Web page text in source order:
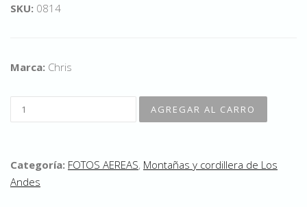
SKU: 0814
Marca: Chris
Categoría: FOTOS AEREAS, Montañas y cordillera de Los
Andes